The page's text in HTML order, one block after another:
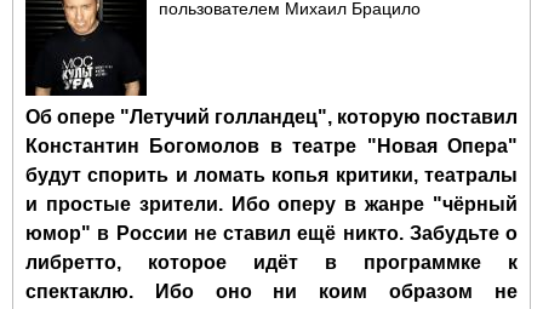
пользователем Михаил Брацило
Об опере "Летучий голландец", которую поставил
Константин Богомолов в театре "Новая Опера"
будут спорить и ломать копья критики, театралы
и простые зрители. Ибо оперу в жанре "чёрный
юмор" в России не ставил ещё никто. Забудьте о
либретто, которое идёт в программке к
спектаклю. Ибо оно ни коим образом не